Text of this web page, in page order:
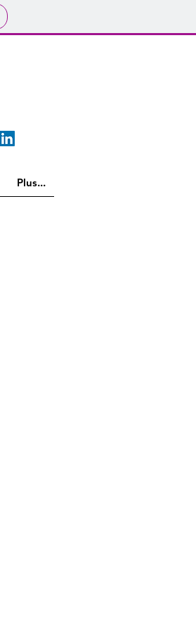
Plus...